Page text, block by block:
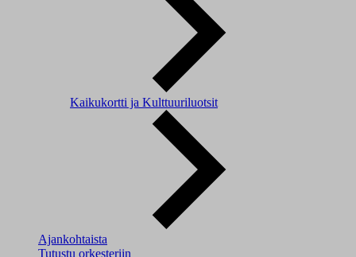
Kaikukortti ja Kulttuuriluotsit
Ajankohtaista
Tutustu orkesteriin